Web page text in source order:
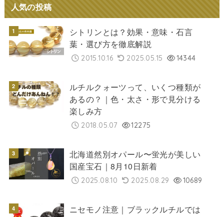
人気の投稿
シトリンとは？効果・意味・石言
葉・選び方を徹底解説
2015.10.16 2025.05.15 14344
ルチルクォーツって、いくつ種類が
あるの？｜色・太さ・形で見分ける
楽しみ方
2018.05.07 12275
北海道然別オパール〜蛍光が美しい
国産宝石｜8月10日新着
2025.08.10 2025.08.29 10689
ニセモノ注意｜ブラックルチルでは